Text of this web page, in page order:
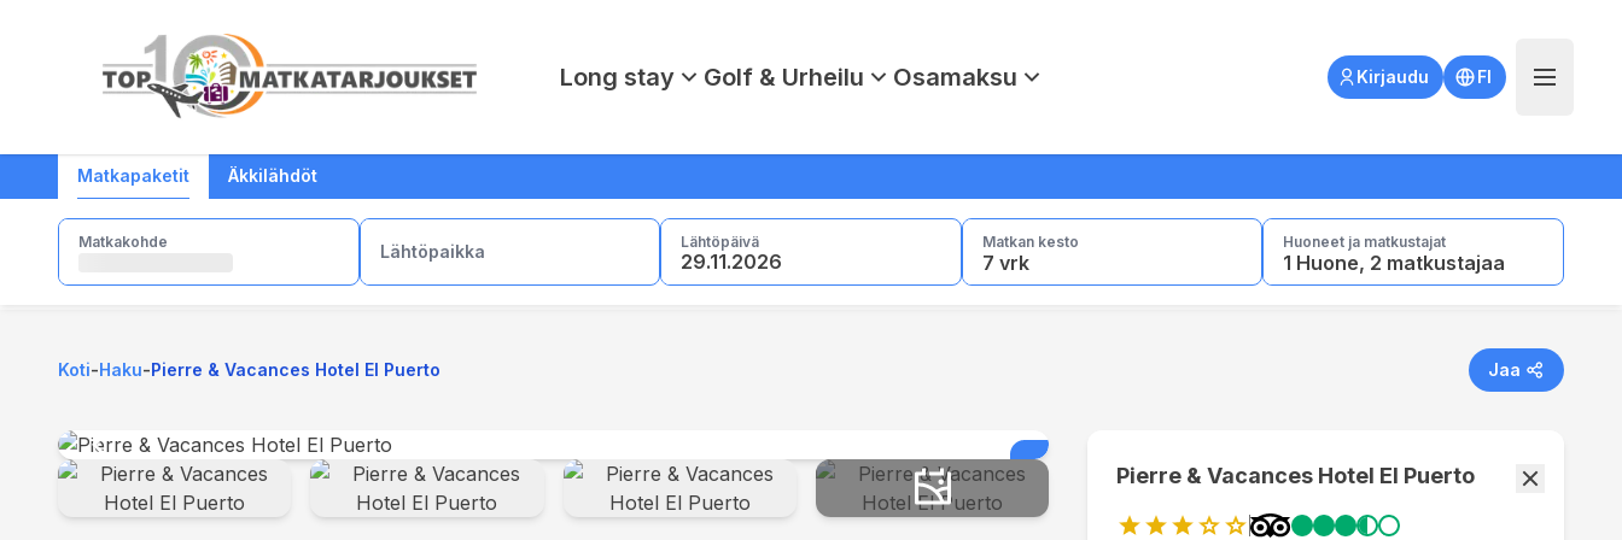
Long stay
stay tarjoukset Fuengirola
Calahonda
Marbella
Gran Canaria
Golf & Urheilu
Golfmatkat- ja golf
tarjoukset
Osamaksu Kirjaudu FI
Matkapaketit Äkkilähdöt
Matkakohde Lähtöpaikka Lähtöpäivä
7 vrk
Matkan kesto
1 Huone, 2 matkustajaa
Huoneet ja matkustajat
Koti-Haku-Pierre & Vacances Hotel El Puerto Jaa
Pierre & Vacances Hotel El Puerto